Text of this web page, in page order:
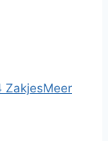
ZakjesMeer